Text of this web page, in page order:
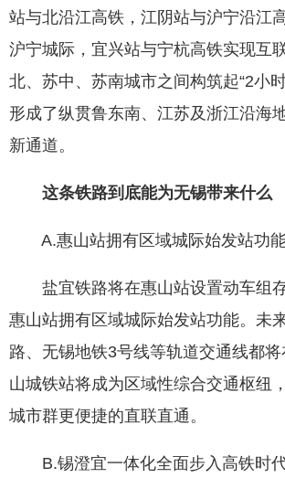
站与北沿江高铁，江阴站与沪宁沿江
沪宁城际，宜兴站与宁杭高铁实现互
北、苏中、苏南城市之间构筑起“2小
形成了纵贯鲁东南、江苏及浙江沿海
新通道。
这条铁路到底能为无锡带来什么
A.惠山站拥有区域城际始发站功
盐宜铁路将在惠山站设置动车组
惠山站拥有区域城际始发站功能。未
路、无锡地铁3号线等轨道交通线都
山城铁站将成为区域性综合交通枢纽
城市群更便捷的直联直通。
B.锡澄宜一体化全面步入高铁时